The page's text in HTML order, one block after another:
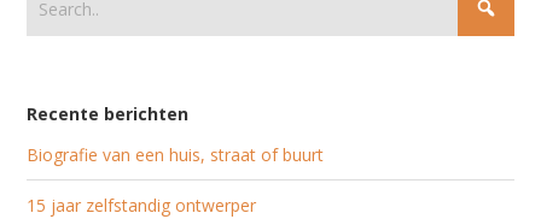
Recente berichten
Biografie van een huis, straat of buurt
15 jaar zelfstandig ontwerper